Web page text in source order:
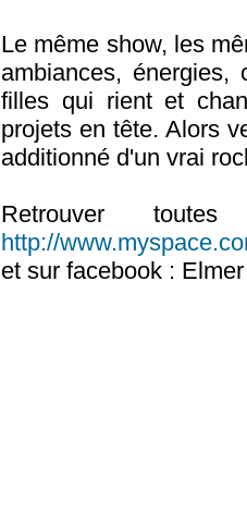
Le même show, les
ambiances, énergies,
filles qui rient et
projets en tête. Alors
additionné d'un vrai
Retrouver
http://
et sur facebook :